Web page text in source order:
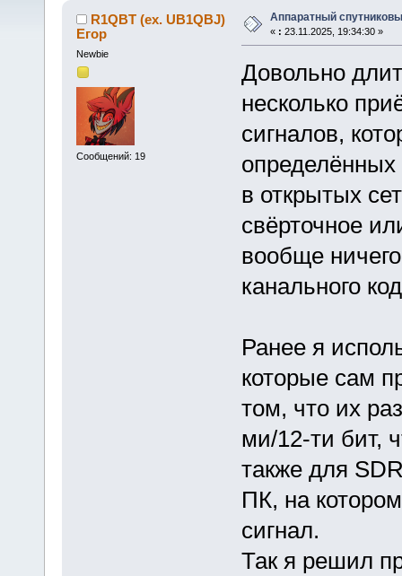
R1QBT (ex. UB1QBJ)
Егор
Newbie
Сообщений: 19
Аппаратный
« : 23.11.2025, 19:34:30 »
Довольно
несколько
сигналов,
определённых
в открытых
свёрточное
вообще
канального
Ранее я
которые сам
том, что их
ми/12-ти бит,
также для
ПК, на
сигнал.
Так я решил